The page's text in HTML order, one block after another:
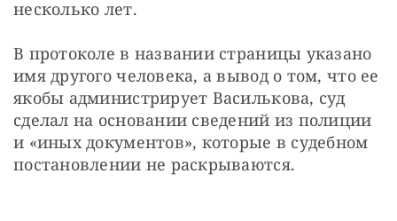
несколько лет.
В протоколе в названии страницы указано
имя другого человека, а вывод о том, что ее
якобы администрирует Василькова, суд
сделал на основании сведений из полиции
и «иных документов», которые в судебном
постановлении не раскрываются.